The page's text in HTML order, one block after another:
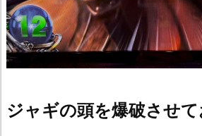
ジャギの頭を爆破させて